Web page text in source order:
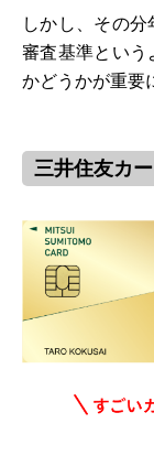
しかし、その分
審査基準という
かどうかが重要
三井住友カ